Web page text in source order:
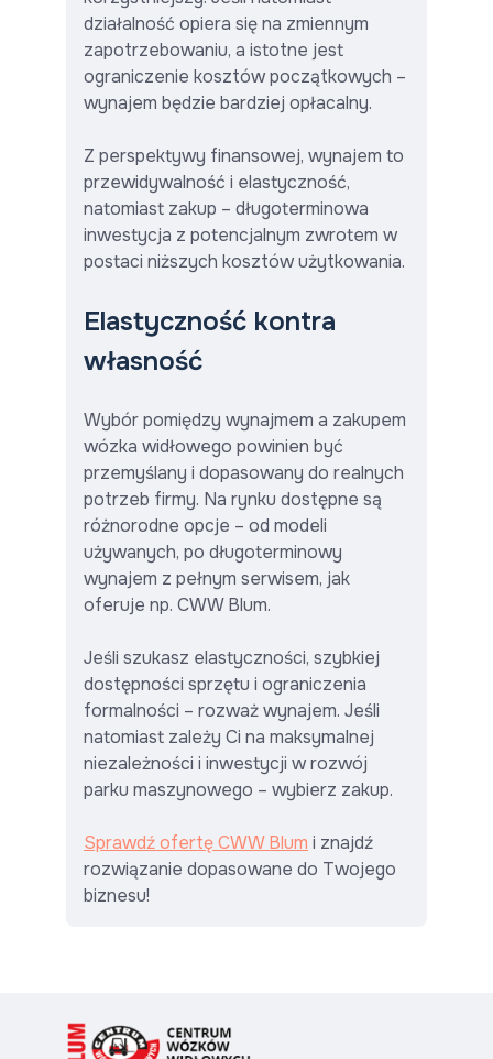
działalność opiera się na zmiennym
zapotrzebowaniu, a istotne jest
ograniczenie kosztów początkowych –
wynajem będzie bardziej opłacalny.
Z perspektywy finansowej, wynajem to
przewidywalność i elastyczność,
natomiast zakup – długoterminowa
inwestycja z potencjalnym zwrotem w
postaci niższych kosztów użytkowania.
Elastyczność kontra
własność
Wybór pomiędzy wynajmem a zakupem
wózka widłowego powinien być
przemyślany i dopasowany do realnych
potrzeb firmy. Na rynku dostępne są
różnorodne opcje – od modeli
używanych, po długoterminowy
wynajem z pełnym serwisem, jak
oferuje np. CWW Blum.
Jeśli szukasz elastyczności, szybkiej
dostępności sprzętu i ograniczenia
formalności – rozważ wynajem. Jeśli
natomiast zależy Ci na maksymalnej
niezależności i inwestycji w rozwój
parku maszynowego – wybierz zakup.
Sprawdź ofertę CWW Blum i znajdź
rozwiązanie dopasowane do Twojego
biznesu!